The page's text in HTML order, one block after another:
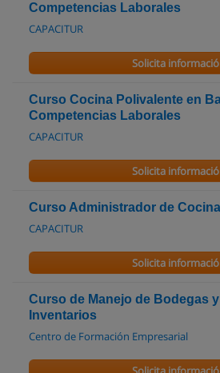
Competencias Laborales
CAPACITUR
Solicita
Curso Cocina Polivalente en
Competencias Laborales
CAPACITUR
Solicita
Curso Administrador de Cocina
CAPACITUR
Solicita
Curso de Manejo de Bodegas
Inventarios
Centro de Formación Empresarial